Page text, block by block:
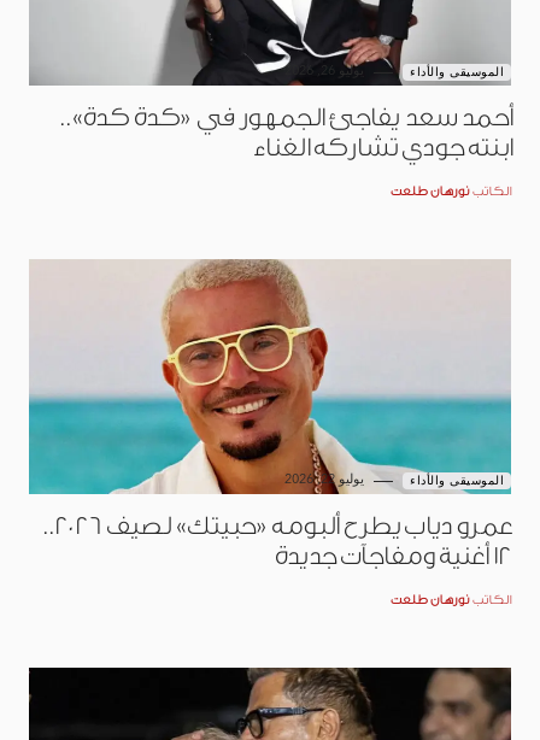
الموسيقى والأداء يوليو 26, 2026
أحمد سعد يفاجئ الجمهور في «كدة كدة»..
ابنته جودي تشاركه الغناء
الكاتب نورهان طلعت
الموسيقى والأداء يوليو 22, 2026
عمرو دياب يطرح ألبومه «حبيتك» لصيف 2026..
12 أغنية ومفاجآت جديدة
الكاتب نورهان طلعت